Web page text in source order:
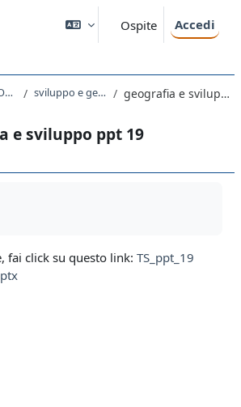
Ospite Accedi
225LE - TERRITORIO E SOCIETA' 2020 sviluppo e geografia geografia e sviluppo ppt 19
e sviluppo ppt 19
fai click su questo link: TS_ppt_19